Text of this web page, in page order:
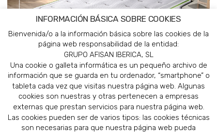
Flexible Core Series
Mattress Healt
INFORMACIÓN BÁSICA SOBRE COOKIES
Bienvenida/o a la información básica sobre las cookies de la
página web responsabilidad de la entidad:
GRUPO AFISAN IBERICA, SL
Una cookie o galleta informática es un pequeño archivo de
información que se guarda en tu ordenador, “smartphone” o
tableta cada vez que visitas nuestra página web. Algunas
cookies son nuestras y otras pertenecen a empresas
externas que prestan servicios para nuestra página web.
Las cookies pueden ser de varios tipos: las cookies técnicas
son necesarias para que nuestra página web pueda